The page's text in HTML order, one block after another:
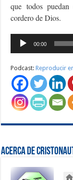
que todos
cordero de Dios.
Reproductor
00:00
Podcast:Reproducir
Acerca de